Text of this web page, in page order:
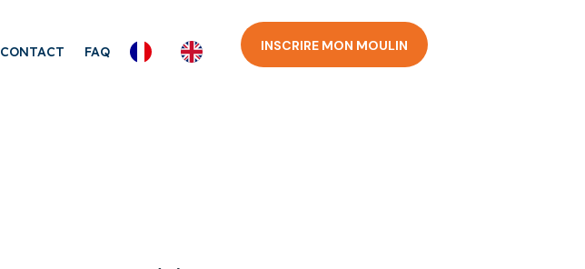
CONTACT FAQ INSCRIRE MON MOULIN